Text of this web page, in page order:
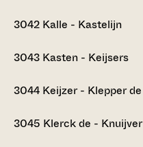
3042 Kalle - Kastelijn
3043 Kasten - Keijsers
3044 Keijzer - Klepper de
3045 Klerck de - Knuijver